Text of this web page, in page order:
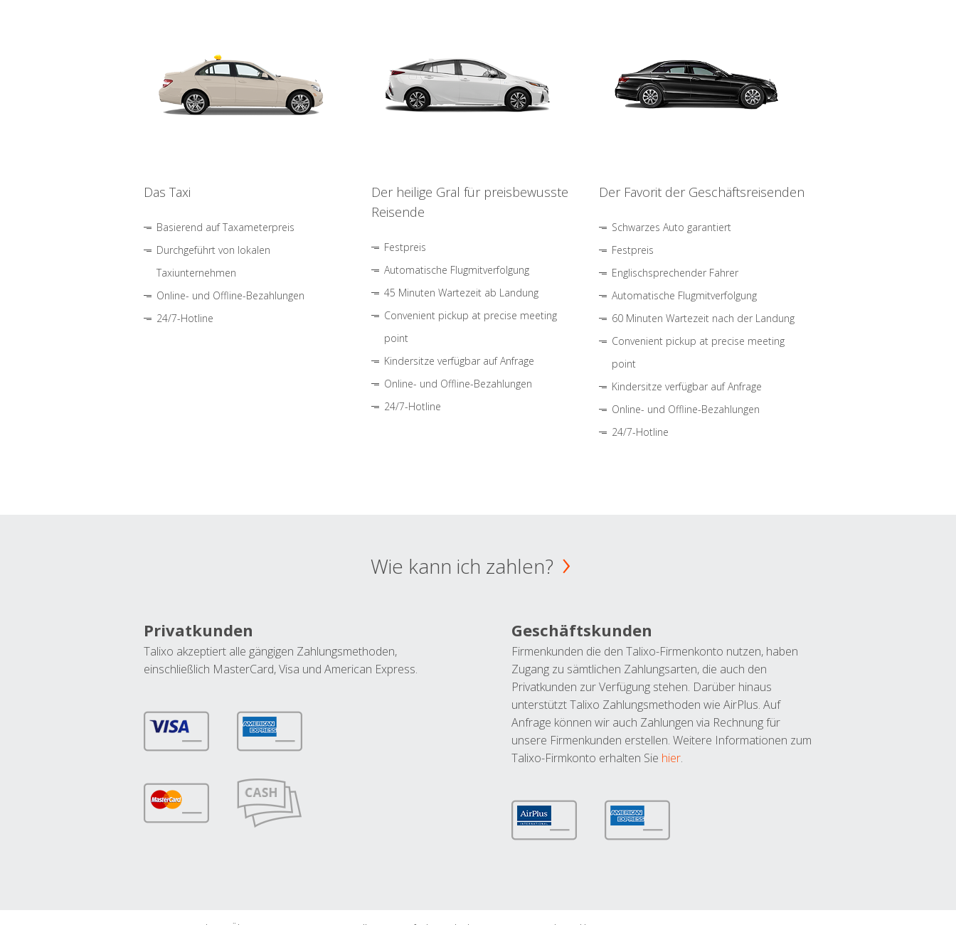
Das Taxi
Basierend auf Taxameterpreis
Durchgeführt von lokalen
Taxiunternehmen
Online- und Offline-Bezahlungen
24/7-Hotline
Der heilige Gral für preisbewusste
Reisende
Festpreis
Automatische Flugmitverfolgung
45 Minuten Wartezeit ab Landung
Convenient pickup at precise meeting
point
Kindersitze verfügbar auf Anfrage
Online- und Offline-Bezahlungen
24/7-Hotline
Der Favorit der Geschäftsreisenden
Schwarzes Auto garantiert
Festpreis
Englischsprechender Fahrer
Automatische Flugmitverfolgung
60 Minuten Wartezeit nach der Landung
Convenient pickup at precise meeting
point
Kindersitze verfügbar auf Anfrage
Online- und Offline-Bezahlungen
24/7-Hotline
Wie kann ich zahlen?
Privatkunden
Talixo akzeptiert alle gängigen Zahlungsmethoden,
einschließlich MasterCard, Visa und American Express.
Geschäftskunden
Firmenkunden die den Talixo-Firmenkonto nutzen, haben
Zugang zu sämtlichen Zahlungsarten, die auch den
Privatkunden zur Verfügung stehen. Darüber hinaus
unterstützt Talixo Zahlungsmethoden wie AirPlus. Auf
Anfrage können wir auch Zahlungen via Rechnung für
unsere Firmenkunden erstellen. Weitere Informationen zum
Talixo-Firmkonto erhalten Sie hier.